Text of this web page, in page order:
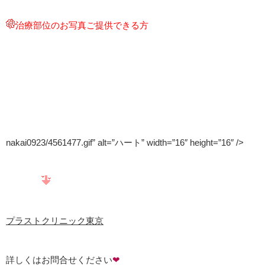
治療部位のお写真ご提供できる方
nakai0923/4561477.gif” alt=”ハート” width=”16″ height=”16″ />
プラストクリニック東京
詳しくはお問合せください❤